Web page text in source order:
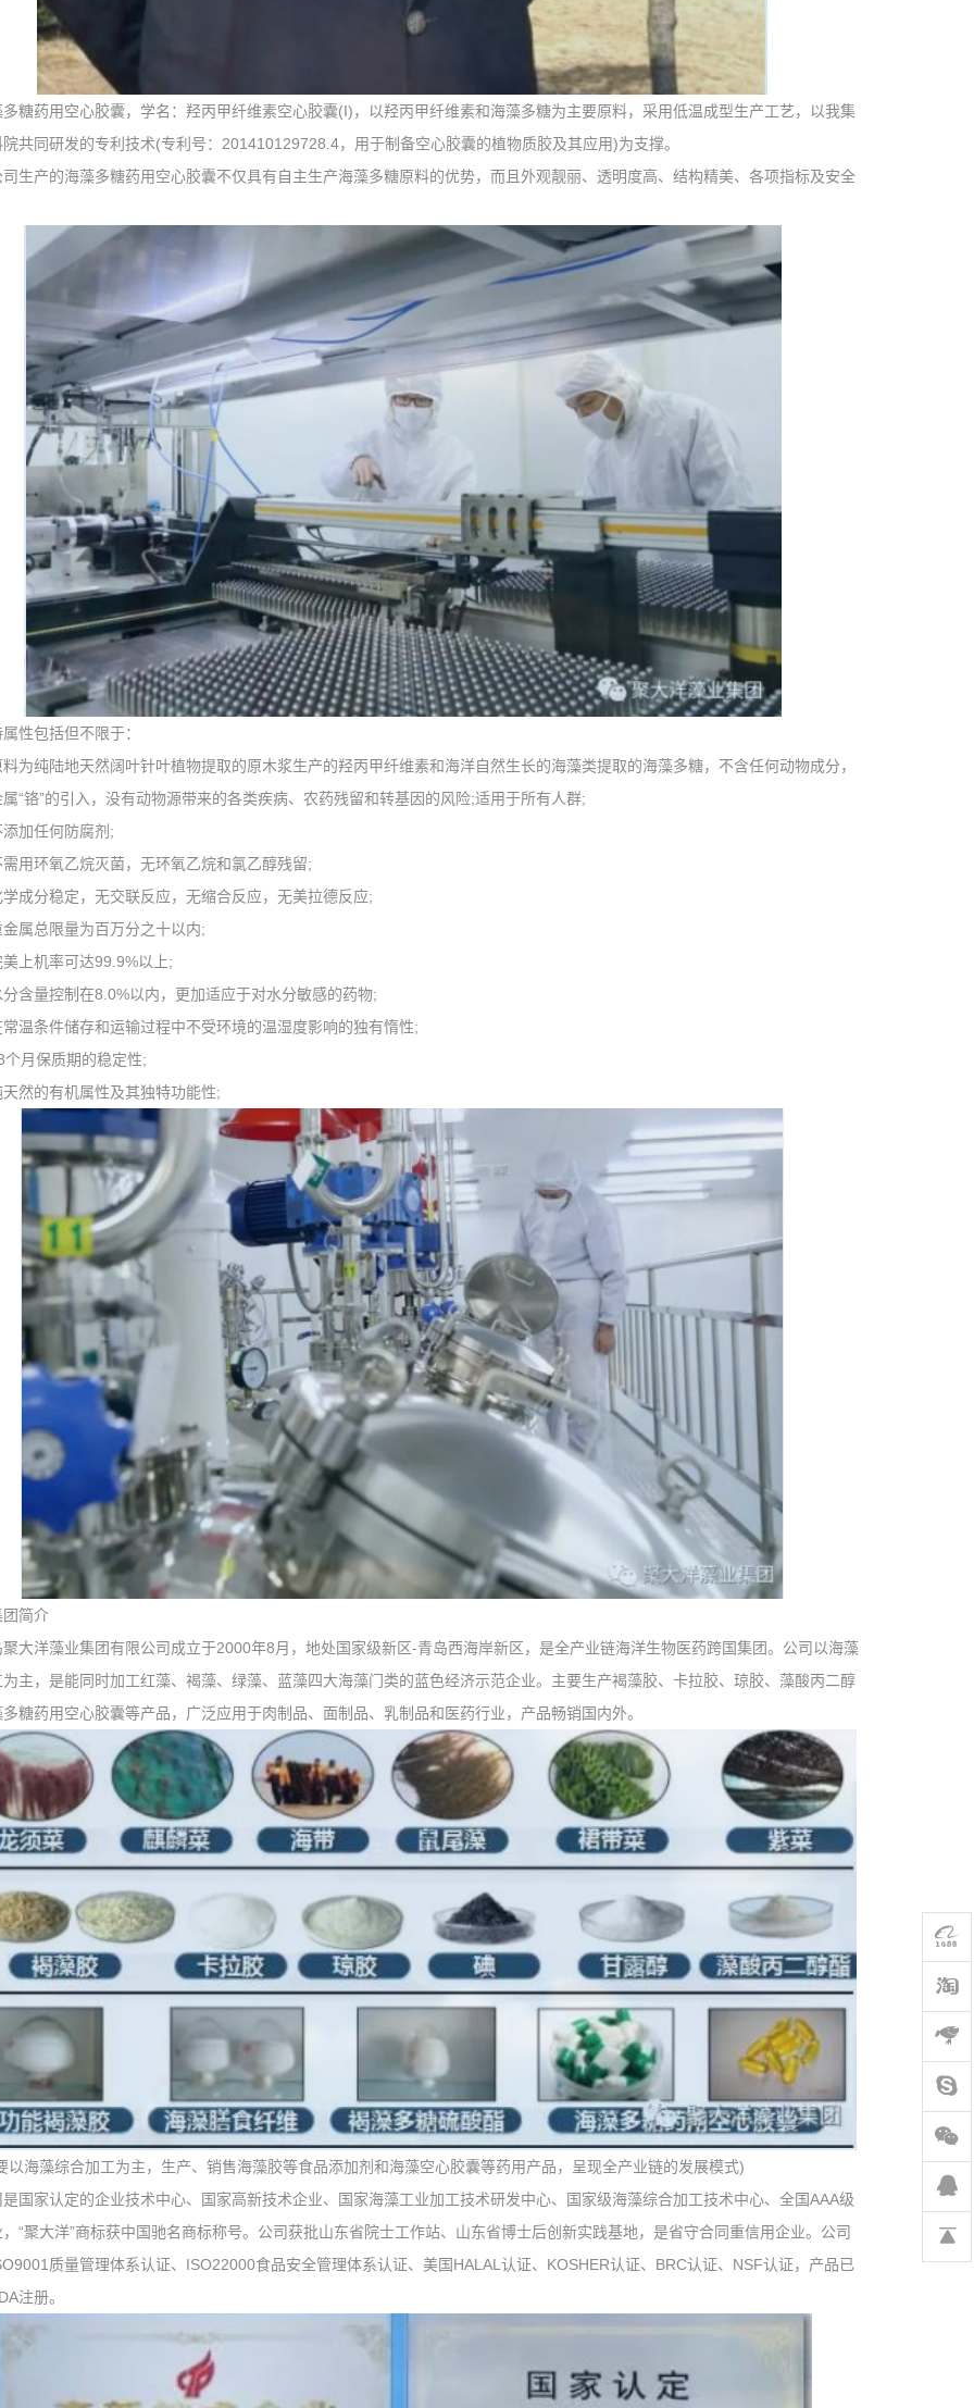
多糖药用空心胶囊，学名：羟丙甲纤维素空心胶囊(I)，以羟丙甲纤维素和海藻多糖为主要原料，采用低温成型生产工艺，以我集
院共同研发的专利技术(专利号：201410129728.4，用于制备空心胶囊的植物质胶及其应用)为支撑。
产的海藻多糖药用空心胶囊不仅具有自主生产海藻多糖原料的优势，而且外观靓丽、透明度高、结构精美、各项指标及安全
性包括但不限于：
纯陆地天然阔叶针叶植物提取的原木浆生产的羟丙甲纤维素和海洋自然生长的海藻类提取的海藻多糖，不含任何动物成分，
“铬”的引入，没有动物源带来的各类疾病、农药残留和转基因的风险;适用于所有人群;
任何防腐剂;
环氧乙烷灭菌，无环氧乙烷和氯乙醇残留;
分稳定，无交联反应，无缩合反应，无美拉德反应;
总限量为百万分之十以内;
机率可达99.9%以上;
量控制在8.0%以内，更加适应于对水分敏感的药物;
条件储存和运输过程中不受环境的温湿度影响的独有惰性;
保质期的稳定性;
的有机属性及其独特功能性;
简介
洋藻业集团有限公司成立于2000年8月，地处国家级新区-青岛西海岸新区，是全产业链海洋生物医药跨国集团。公司以海藻
主，是能同时加工红藻、褐藻、绿藻、蓝藻四大海藻门类的蓝色经济示范企业。主要生产褐藻胶、卡拉胶、琼胶、藻酸丙二醇
糖药用空心胶囊等产品，广泛应用于肉制品、面制品、乳制品和医药行业，产品畅销国内外。
以海藻综合加工为主，生产、销售海藻胶等食品添加剂和海藻空心胶囊等药用产品，呈现全产业链的发展模式)
家认定的企业技术中心、国家高新技术企业、国家海藻工业加工技术研发中心、国家级海藻综合加工技术中心、全国AAA级
“聚大洋”商标获中国驰名商标称号。公司获批山东省院士工作站、山东省博士后创新实践基地，是省守合同重信用企业。公司
质量管理体系认证、ISO22000食品安全管理体系认证、美国HALAL认证、KOSHER认证、BRC认证、NSF认证，产品已
注册。